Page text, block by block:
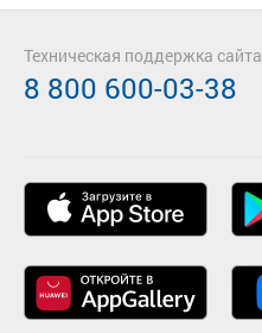
Техническая поддержка сайта
8 800 600-03-38